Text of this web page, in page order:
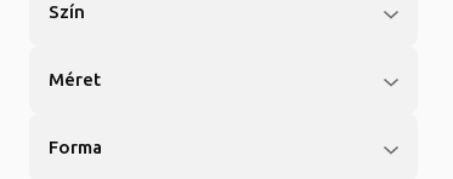
Szín
Méret
Forma